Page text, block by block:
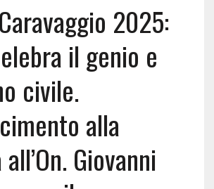
2025:
il genio e
civile.
alla
Giovanni